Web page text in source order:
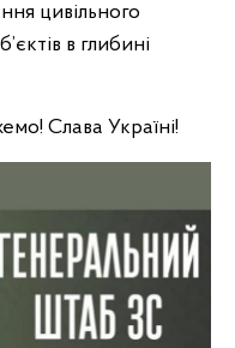
цивільного
в глибині
Слава Україні!